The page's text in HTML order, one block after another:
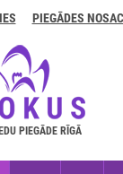
PIEGĀDES
PIEGĀDE RĪGĀ